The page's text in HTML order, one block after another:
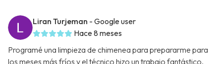
Liran Turjeman - Google user
Hace 8 meses
Programé una limpieza de chimenea para prepararme para
los meses más fríos y el técnico hizo un trabajo fantástico.